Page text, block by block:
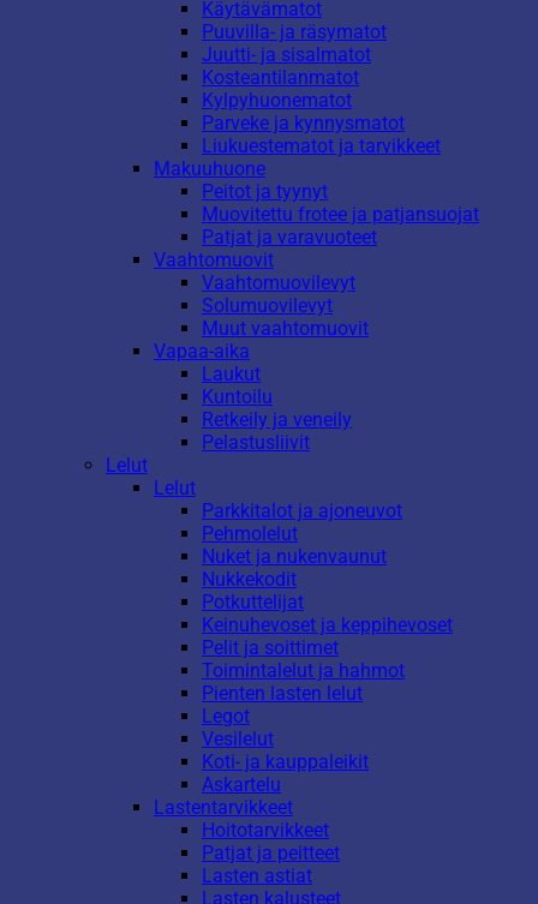
Käytävämatot
Puuvilla- ja räsymatot
Juutti- ja sisalmatot
Kosteantilanmatot
Kylpyhuonematot
Parveke ja kynnysmatot
Liukuestematot ja tarvikkeet
Makuuhuone
Peitot ja tyynyt
Muovitettu frotee ja patjansuojat
Patjat ja varavuoteet
Vaahtomuovit
Vaahtomuovilevyt
Solumuovilevyt
Muut vaahtomuovit
Vapaa-aika
Laukut
Kuntoilu
Retkeily ja veneily
Pelastusliivit
Lelut
Lelut
Parkkitalot ja ajoneuvot
Pehmolelut
Nuket ja nukenvaunut
Nukkekodit
Potkuttelijat
Keinuhevoset ja keppihevoset
Pelit ja soittimet
Toimintalelut ja hahmot
Pienten lasten lelut
Legot
Vesilelut
Koti- ja kauppaleikit
Askartelu
Lastentarvikkeet
Hoitotarvikkeet
Patjat ja peitteet
Lasten astiat
Lasten kalusteet